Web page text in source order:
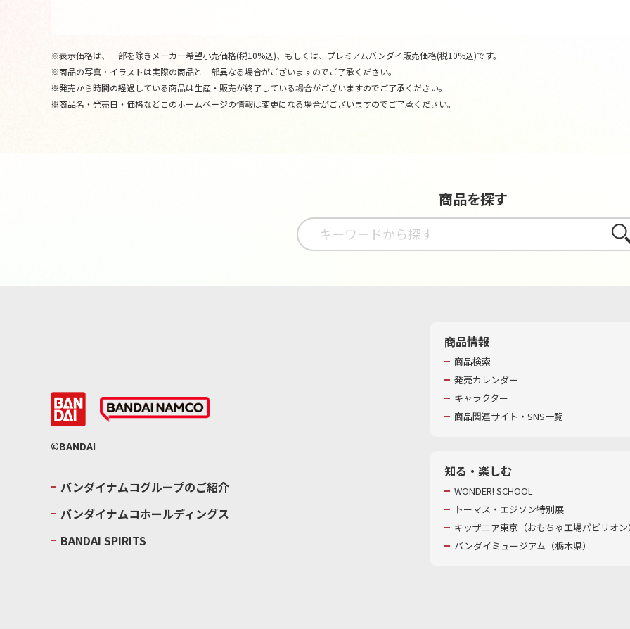
※表示価格は、一部を除きメーカー希望小売価格(税10%込)、もしくは、プレミアムバンダイ販売価格(税10%込)です。
※商品の写真・イラストは実際の商品と一部異なる場合がございますのでご了承ください。
※発売から時間の経過している商品は生産・販売が終了している場合がございますのでご了承ください。
※商品名・発売日・価格などこのホームページの情報は変更になる場合がございますのでご了承ください。
商品を探す
さが
©BANDAI
バンダイナムコグループのご紹介
バンダイナムコホールディングス
BANDAI SPIRITS
商品情報
商品検索
発売カレンダー
キャラクター
商品関連サイト・SNS一覧
知る・楽しむ
WONDER! SCHOOL
トーマス・エジソン特別展
キッザニア東京（おもちゃ工場パビリオ
バンダイミュージアム（栃木県）